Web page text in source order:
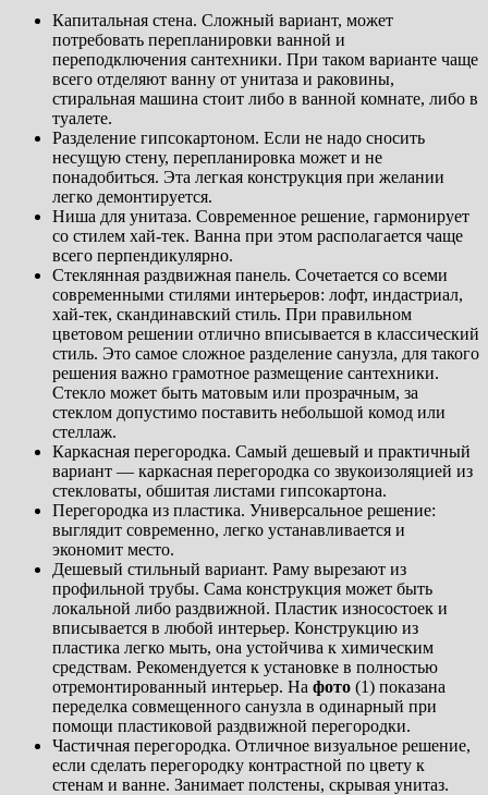
Капитальная стена. Сложный вариант, может
потребовать перепланировки ванной и
переподключения сантехники. При таком варианте чаще
всего отделяют ванну от унитаза и раковины,
стиральная машина стоит либо в ванной комнате, либо в
туалете.
Разделение гипсокартоном. Если не надо сносить
несущую стену, перепланировка может и не
понадобиться. Эта легкая конструкция при желании
легко демонтируется.
Ниша для унитаза. Современное решение, гармонирует
со стилем хай-тек. Ванна при этом располагается чаще
всего перпендикулярно.
Стеклянная раздвижная панель. Сочетается со всеми
современными стилями интерьеров: лофт, индастриал,
хай-тек, скандинавский стиль. При правильном
цветовом решении отлично вписывается в классический
стиль. Это самое сложное разделение санузла, для такого
решения важно грамотное размещение сантехники.
Стекло может быть матовым или прозрачным, за
стеклом допустимо поставить небольшой комод или
стеллаж.
Каркасная перегородка. Самый дешевый и практичный
вариант — каркасная перегородка со звукоизоляцией из
стекловаты, обшитая листами гипсокартона.
Перегородка из пластика. Универсальное решение:
выглядит современно, легко устанавливается и
экономит место.
Дешевый стильный вариант. Раму вырезают из
профильной трубы. Сама конструкция может быть
локальной либо раздвижной. Пластик износостоек и
вписывается в любой интерьер. Конструкцию из
пластика легко мыть, она устойчива к химическим
средствам. Рекомендуется к установке в полностью
отремонтированный интерьер. На фото (1) показана
переделка совмещенного санузла в одинарный при
помощи пластиковой раздвижной перегородки.
Частичная перегородка. Отличное визуальное решение,
если сделать перегородку контрастной по цвету к
стенам и ванне. Занимает полстены, скрывая унитаз.